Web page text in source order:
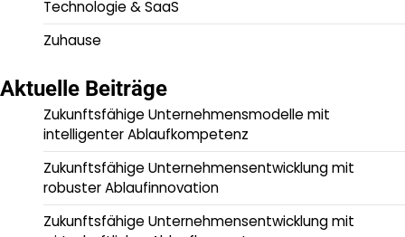
Technologie & SaaS
Zuhause
Aktuelle Beiträge
Zukunftsfähige Unternehmensmodelle mit
intelligenter Ablaufkompetenz
Zukunftsfähige Unternehmensentwicklung mit
robuster Ablaufinnovation
Zukunftsfähige Unternehmensentwicklung mit